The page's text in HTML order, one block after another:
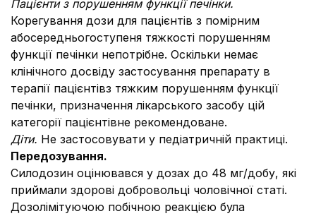
Пацієнти з порушенням функції печінки.
Корегування дози для пацієнтів з помірним
абосередньогоступеня тяжкості порушенням
функції печінки непотрібне. Оскільки немає
клінічного досвіду застосування препарату в
терапії пацієнтівз тяжким порушенням функції
печінки, призначення лікарського засобу цій
категорії пацієнтівне рекомендоване.
Діти. Не застосовувати у педіатричній практиці.
Передозування.
Силодозин оцінювався у дозах до 48 мг/добу, які
приймали здорові добровольці чоловічної статі.
Дозолімітуючою побічною реакцією була